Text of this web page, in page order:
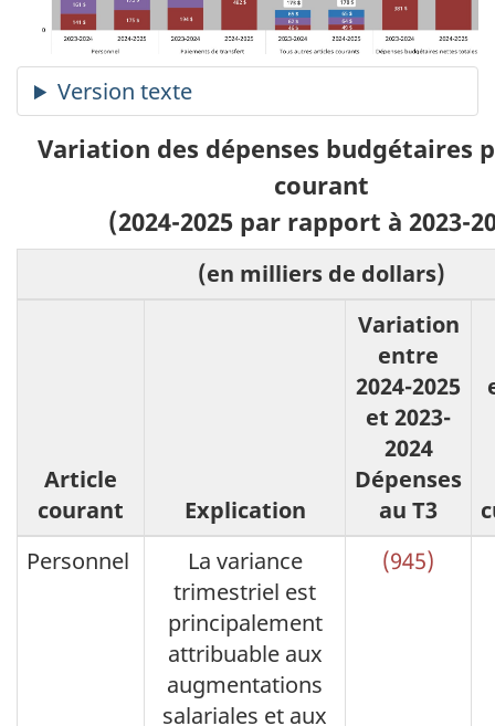
Variation des dépenses budgétaires
courant
(2024-2025 par rapport à 2023-
(en milliers de dollars)
Article
courant
Explication
Variation
entre
2024-2025
et 2023-
2024
Dépenses
au T3
Personnel
La variance
trimestriel est
principalement
attribuable aux
augmentations
salariales et aux
(945)